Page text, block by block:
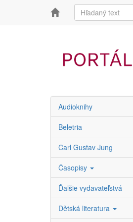
Audioknihy
Beletria
Carl Gustav Jung
Časopisy
Ďalšie vydavateľstvá
Dětská literatura